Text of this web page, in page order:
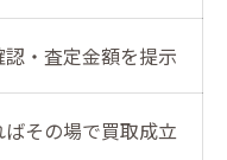
・査定金額を提示
その場で買取成立